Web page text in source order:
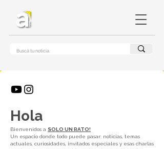
Hola
Bienvenidos a SOLO UN RATO!
Un espacio donde todo puede pasar: noticias, temas
actuales, curiosidades, invitados especiales y esas charlas